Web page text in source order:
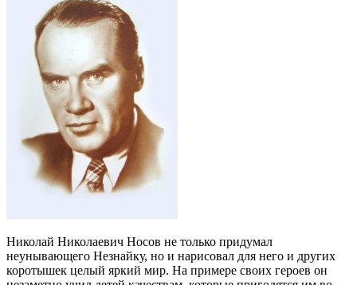
Николай Николаевич Носов не только придумал
неунывающего Незнайку, но и нарисовал для него и других
коротышек целый яркий мир. На примере своих героев он